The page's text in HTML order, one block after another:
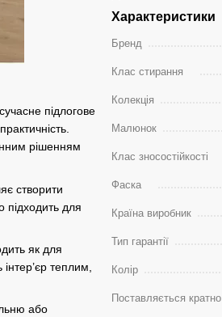
підлогове
рішенням
створити
підходить для
як для
теплим,
або
Характеристики
Бренд
Клас стирання
Колекція
Малюнок
Клас зносостійкості
Фаска
Країна виробник
Тип гарантії
Колір
Поставляється кратно